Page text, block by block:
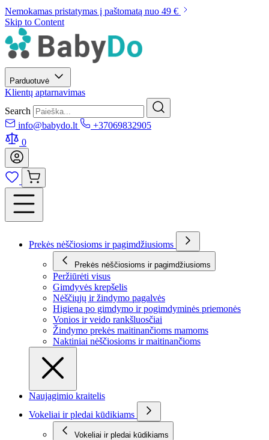
Nemokamas pristatymas į paštomatą nuo 49 €
Skip to Content
Parduotuvė
Klientų aptarnavimas
Search
info@babydo.lt
+37069832905
0
Prekės nėščiosioms ir pagimdžiusioms
Prekės nėščiosioms ir pagimdžiusioms
Peržiūrėti visus
Gimdyvės krepšelis
Nėščiųjų ir žindymo pagalvės
Higiena po gimdymo ir pogimdyminės priemonės
Vonios ir veido rankšluosčiai
Žindymo prekės maitinančioms mamoms
Naktiniai nėščiosioms ir maitinančioms
Naujagimio kraitelis
Vokeliai ir pledai kūdikiams
Vokeliai ir pledai kūdikiams